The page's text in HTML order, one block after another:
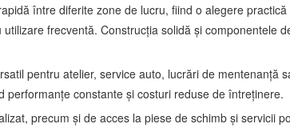
între diferite zone de lucru, fiind o alegere
frecventă. Construcția solidă și componentele
pentru atelier, service auto, lucrări de mentenanță
constante și costuri reduse de întreținere.
precum și de acces la piese de schimb și servicii